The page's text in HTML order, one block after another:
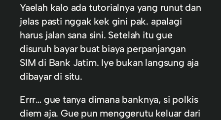
Yaelah kalo ada tutorialnya yang runut dan
jelas pasti nggak kek gini pak. apalagi
harus jalan sana sini. Setelah itu gue
disuruh bayar buat biaya perpanjangan
SIM di Bank Jatim. Iye bukan langsung aja
dibayar di situ.
Errr… gue tanya dimana banknya, si polkis
diem aja. Gue pun menggerutu keluar dari